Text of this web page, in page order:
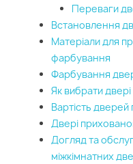
Переваги
Встановлення
Матеріали для
фарбування
Фарбування
Як вибрати
Вартість
Двері
Догляд та
міжкімнатних